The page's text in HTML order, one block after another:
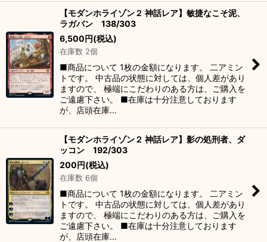
【モダンホライゾン２ 神話レア】敏捷なこそ泥、
ラガバン 138/303
6,500円(税込)
在庫数 2個
■商品について 1枚の金額になります。 二アミン
トです。 中古品の状態に対しては、個人差があり
ますので、 極端にこだわりのある方は、ご購入を
ご遠慮下さい。 ■在庫は十分注意しております
が、店頭在庫…
【モダンホライゾン２ 神話レア】影の処刑者、ダ
ッコン 192/303
200円(税込)
在庫数 6個
■商品について 1枚の金額になります。 二アミン
トです。 中古品の状態に対しては、個人差があり
ますので、 極端にこだわりのある方は、ご購入を
ご遠慮下さい。 ■在庫は十分注意しております
が、店頭在庫…